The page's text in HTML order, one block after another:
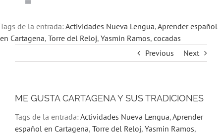
Toggle
Cursos
Dónde estudiar
Actividades culturales
Tags de la entrada: Actividades Nueva Lengua,Aprender español
en Cartagena, Torre del Reloj, Yasmin Ramos, cocadas
Previous
Next
ME GUSTA CARTAGENA Y SUS TRADICIONES
Tags de la entrada: Actividades Nueva Lengua,Aprender
español en Cartagena, Torre del Reloj, Yasmin Ramos,